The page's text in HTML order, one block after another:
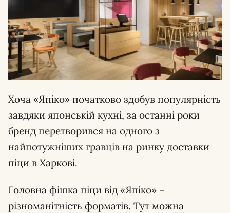
Хоча «Япіко» початково здобув популярність
завдяки японській кухні, за останні роки
бренд перетворився на одного з
найпотужніших гравців на ринку доставки
піци в Харкові.
Головна фішка піци від «Япіко» –
різноманітність форматів. Тут можна